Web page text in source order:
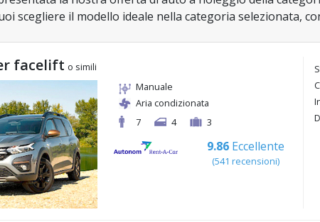
scegliere il modello ideale nella categoria selezionata,
facelift o simili
Manuale
Aria condizionata
7
4 3
9.86 Eccellente
(541 recensioni)